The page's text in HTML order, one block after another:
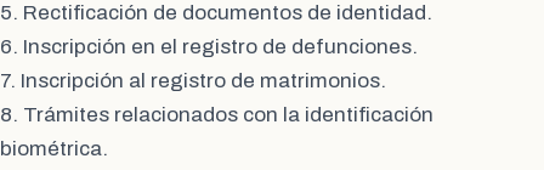
5. Rectificación de documentos de identidad.
6. Inscripción en el registro de defunciones.
7. Inscripción al registro de matrimonios.
8. Trámites relacionados con la identificación
biométrica.